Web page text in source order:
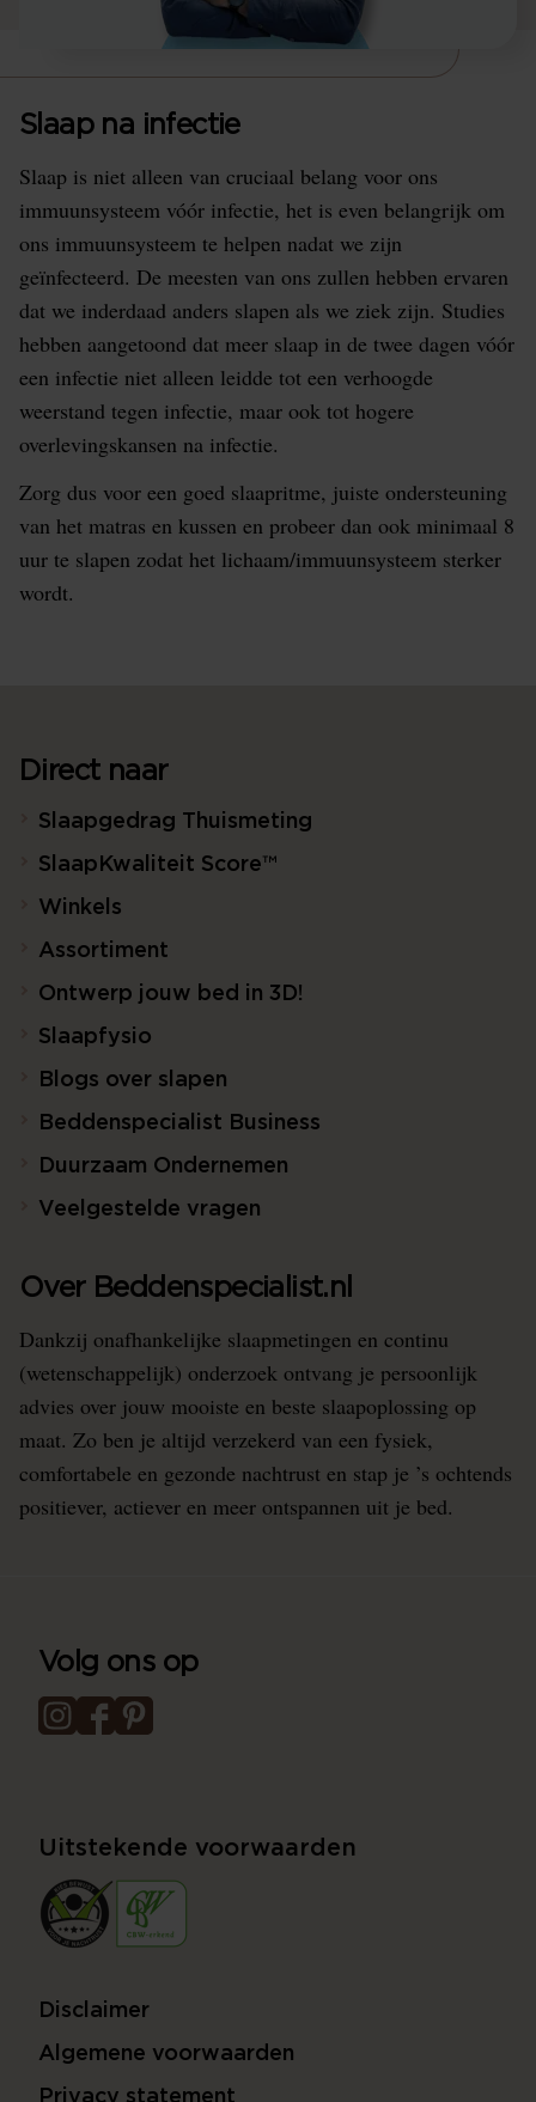
Slaap na infectie
‍Slaap is niet alleen van cruciaal belang voor ons
immuunsysteem vóór infectie, het is even belangrijk om
ons immuunsysteem te helpen nadat we zijn
geïnfecteerd. De meesten van ons zullen hebben ervaren
dat we inderdaad anders slapen als we ziek zijn. Studies
hebben aangetoond dat meer slaap in de twee dagen vóór
een infectie niet alleen leidde tot een verhoogde
weerstand tegen infectie, maar ook tot hogere
overlevingskansen na infectie.
Zorg dus voor een goed slaapritme, juiste ondersteuning
van het matras en kussen en probeer dan ook minimaal 8
uur te slapen zodat het lichaam/immuunsysteem sterker
wordt.
Direct naar
Slaapgedrag Thuismeting
SlaapKwaliteit Score™
Winkels
Assortiment
Ontwerp jouw bed in 3D!
Slaapfysio
Blogs over slapen
Beddenspecialist Business
Duurzaam Ondernemen
Veelgestelde vragen
Over Beddenspecialist.nl
Dankzij onafhankelijke slaapmetingen en continu
(wetenschappelijk) onderzoek ontvang je persoonlijk
advies over jouw mooiste en beste slaapoplossing op
maat. Zo ben je altijd verzekerd van een fysiek,
comfortabele en gezonde nachtrust en stap je ’s ochtends
positiever, actiever en meer ontspannen uit je bed.
Volg ons op
Uitstekende voorwaarden
Disclaimer
Algemene voorwaarden
Privacy statement